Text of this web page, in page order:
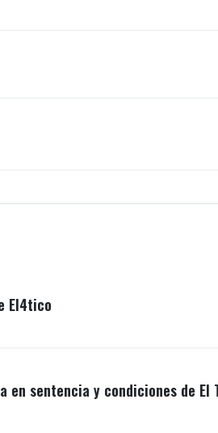
El4tico
en sentencia y condiciones de El